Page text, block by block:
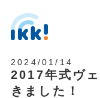
2024/01/14
2017年式ヴ
きました！